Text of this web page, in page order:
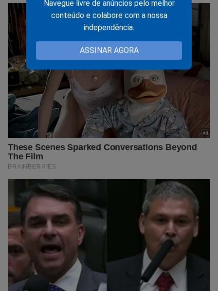
Navegue livre de anúncios pelo melhor
conteúdo e colabore com a nossa
independência.
ASSINAR AGORA